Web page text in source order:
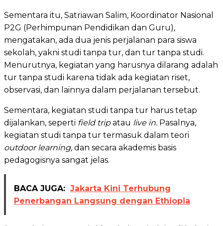
Sementara itu, Satriawan Salim, Koordinator Nasional
P2G (Perhimpunan Pendidikan dan Guru),
mengatakan, ada dua jenis perjalanan para siswa
sekolah, yakni studi tanpa tur, dan tur tanpa studi.
Menurutnya, kegiatan yang harusnya dilarang adalah
tur tanpa studi karena tidak ada kegiatan riset,
observasi, dan lainnya dalam perjalanan tersebut.
Sementara, kegiatan studi tanpa tur harus tetap
dijalankan, seperti field tripatau live in. Pasalnya,
kegiatan studi tanpa tur termasuk dalam teori
outdoor learning, dan secara akademis basis
pedagogisnya sangat jelas.
BACA JUGA: Jakarta Kini Terhubung
Penerbangan Langsung dengan Ethiopia